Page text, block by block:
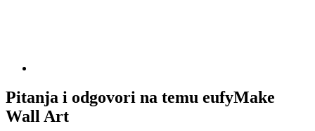
Pitanja i odgovori na temu eufyMake
Wall Art